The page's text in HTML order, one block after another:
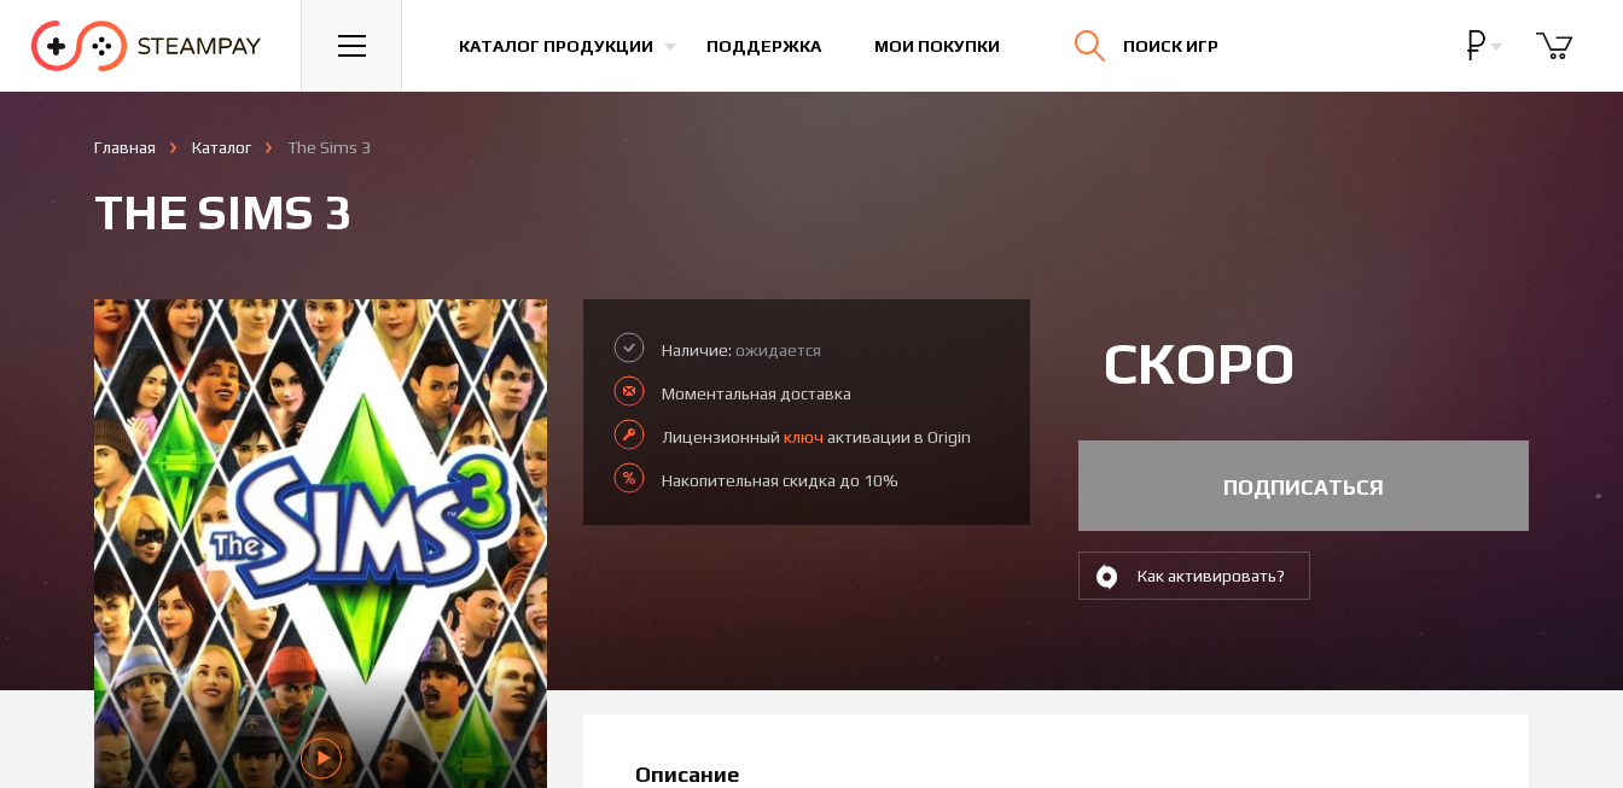
КАТАЛОГ ПРОДУКЦИИ ПОДДЕРЖКА МОИ ПОКУПКИ ПОИСК ИГР
Спорт Гонки Казуальные Все игры
Главная Каталог The Sims 3
THE SIMS 3
Наличие: ожидается
Моментальная доставка
Лицензионный ключ активации в Origin
Накопительная скидка до 10%
СКОРО
ПОДПИСАТЬСЯ
Как активировать?
Описание